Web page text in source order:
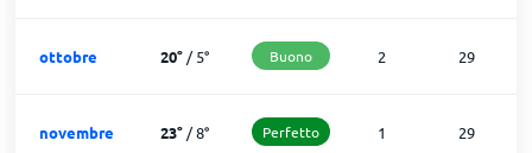
ottobre 20° /5° Buono 2 29
novembre 23° /8° Perfetto 1 29